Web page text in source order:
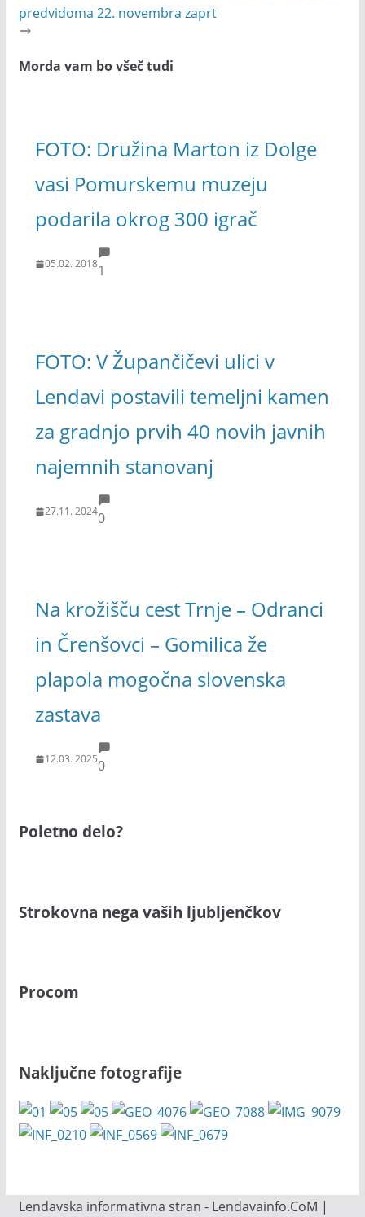
predvidoma 22. novembra zaprt
Morda vam bo všeč tudi
FOTO: Družina Marton iz Dolge
vasi Pomurskemu muzeju
podarila okrog 300 igrač
05.02. 20181
FOTO: V Župančičevi ulici v
Lendavi postavili temeljni kamen
za gradnjo prvih 40 novih javnih
najemnih stanovanj
27.11. 20240
Na krožišču cest Trnje – Odranci
in Črenšovci – Gomilica že
plapola mogočna slovenska
zastava
12.03. 20250
Poletno delo?
Strokovna nega vaših ljubljenčkov
Procom
Naključne fotografije
Lendavska informativna stran - Lendavainfo.CoM |